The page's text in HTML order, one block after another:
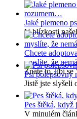
Jaké plemeno
V blízkosti
Chcete
myslíte, že
Znáte to, líbí se
Psí polepšovny
Jistě jste slyšeli
Pes štěká, když
V minulém